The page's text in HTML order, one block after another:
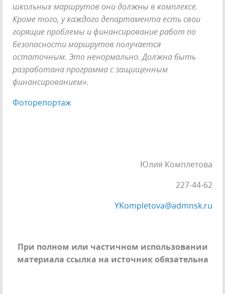
школьных маршрутов они должны в комплексе.
Кроме того, у каждого департамента есть свои
горящие проблемы и финансирование работ по
безопасности маршрутов получается
остаточным. Это ненормально. Должна быть
разработана программа с защищенным
финансированием».
Фоторепортаж
Юлия Комплетова
227-44-62
YKompletova@admnsk.ru
При полном или частичном использовании
материала ссылка на источник обязательна